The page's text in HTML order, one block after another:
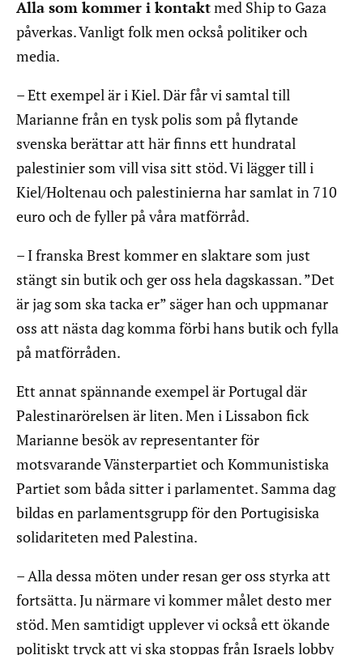
Alla som kommer i kontaktmed Ship to Gaza
påverkas. Vanligt folk men också politiker och
media.
– Ett exempel är i Kiel. Där får vi samtal till
Marianne från en tysk polis som på flytande
svenska berättar att här finns ett hundratal
palestinier som vill visa sitt stöd. Vi lägger till i
Kiel/Holtenau och palestinierna har samlat in 710
euro och de fyller på våra matförråd.
– I franska Brest kommer en slaktare som just
stängt sin butik och ger oss hela dagskassan. ”Det
är jag som ska tacka er” säger han och uppmanar
oss att nästa dag komma förbi hans butik och fylla
på matförråden.
Ett annat spännande exempel är Portugal där
Palestinarörelsen är liten. Men i Lissabon fick
Marianne besök av representanter för
motsvarande Vänsterpartiet och Kommunistiska
Partiet som båda sitter i parlamentet. Samma dag
bildas en parlamentsgrupp för den Portugisiska
solidariteten med Palestina.
– Alla dessa möten under resan ger oss styrka att
fortsätta. Ju närmare vi kommer målet desto mer
stöd. Men samtidigt upplever vi också ett ökande
politiskt tryck att vi ska stoppas från Israels lobby